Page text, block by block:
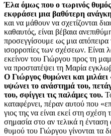
Έλα όμως που ο τωρινός
εκφράσει μια βαθύτερη
και να μάθουν να σχετίζονται
καθαυτός, είναι βέβαια
προσεγγίσουμε ως μια απόπειρα
ισορροπίες των σχέσεων. Είναι
εκείνον του Γιώργου προς τη
να προστατέψει τη Μαρία
Ο Γιώργος θυμώνει και
υψώνει το ανάστημά του,
του, σφίγγει τις παλάμες του.
καταφέρνει, πέραν αυτού που
γιος της να είναι εκεί στη
σημασία στο αν τελικά η ένταση
θυμού του Γιώργου γίνονται τα